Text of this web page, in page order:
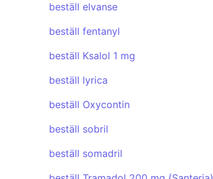
beställ elvanse
beställ fentanyl
beställ Ksalol 1 mg
beställ lyrica
beställ Oxycontin
beställ sobril
beställ somadril